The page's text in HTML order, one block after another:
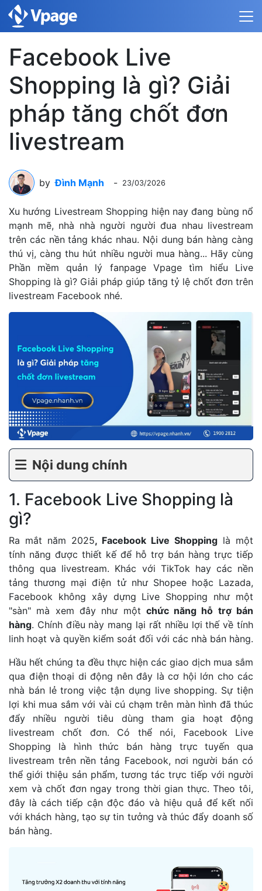
Facebook Live
Shopping là gì? Giải
pháp tăng chốt đơn
livestream
by Đình Mạnh - 23/03/2026
Xu hướng Livestream Shopping hiện nay đang bùng nổ
mạnh mẽ, nhà nhà người người đua nhau livestream
trên các nền tảng khác nhau. Nội dung bán hàng càng
thú vị, càng thu hút nhiều người mua hàng... Hãy cùng
Phần mềm quản lý fanpage Vpage tìm hiểu Live
Shopping là gì? Giải pháp giúp tăng tỷ lệ chốt đơn trên
livestream Facebook nhé.
Nội dung chính
1. Facebook Live Shopping là
gì?
Ra mắt năm 2025, Facebook Live Shopping là một
tính năng được thiết kế để hỗ trợ bán hàng trực tiếp
thông qua livestream. Khác với TikTok hay các nền
tảng thương mại điện tử như Shopee hoặc Lazada,
Facebook không xây dựng Live Shopping như một
"sàn" mà xem đây như một chức năng hỗ trợ bán
hàng. Chính điều này mang lại rất nhiều lợi thế về tính
linh hoạt và quyền kiểm soát đối với các nhà bán hàng.
Hầu hết chúng ta đều thực hiện các giao dịch mua sắm
qua điện thoại di động nên đây là cơ hội lớn cho các
nhà bán lẻ trong việc tận dụng live shopping. Sự tiện
lợi khi mua sắm với vài cú chạm trên màn hình đã thúc
đẩy nhiều người tiêu dùng tham gia hoạt động
livestream chốt đơn. Có thể nói, Facebook Live
Shopping là hình thức bán hàng trực tuyến qua
livestream trên nền tảng Facebook, nơi người bán có
thể giới thiệu sản phẩm, tương tác trực tiếp với người
xem và chốt đơn ngay trong thời gian thực. Theo tôi,
đây là cách tiếp cận độc đáo và hiệu quả để kết nối
với khách hàng, tạo sự tin tưởng và thúc đẩy doanh số
bán hàng.